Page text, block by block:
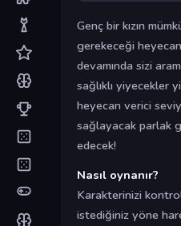
Genç bir kızın
gerekeceği
devamında sizi
sağlıklı yiyecekler
heyecan verici
sağlayacak parlak
edecek!
Nasıl oynanır?
Karakterinizi
istediğiniz yöne